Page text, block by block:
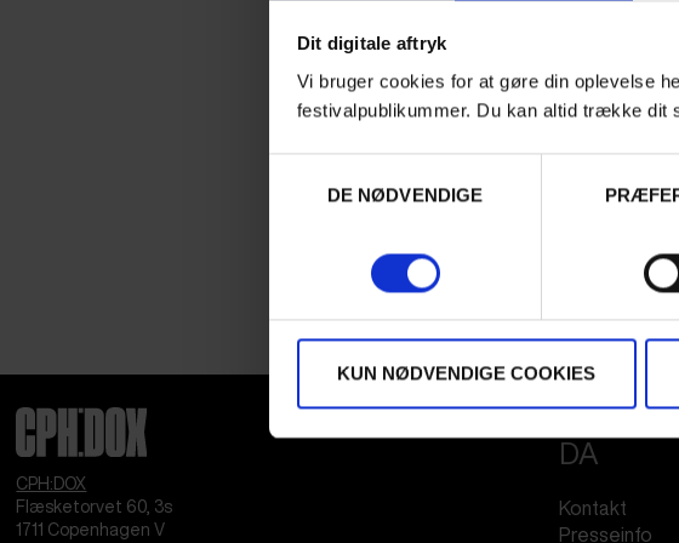
Dit digitale aftryk
Vi bruger cookies for at gøre din oplevelse
festivalpublikummer. Du kan altid trække dit
DE NØDVENDIGE
KUN NØDVENDIGE COOKIES
CPH:DOX
Flæsketorvet 60, 3s
1711 Copenhagen V
DA
Kontakt
Presseinfo